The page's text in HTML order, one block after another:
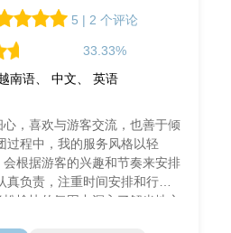
5 | 2 个评论
33.33%
南语、 中文、 英语
，喜欢与游客交流，也善于倾
过程中，我的服务风格以轻
根据游客的兴趣和节奏来安排
负责，注重时间安排和行程
愉快的氛围中深入了解当地文